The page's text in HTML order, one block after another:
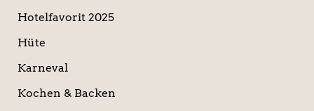
Hotelfavorit 2025
Hüte
Karneval
Kochen & Backen